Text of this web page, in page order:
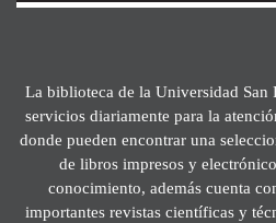
La biblioteca de la Universidad San
servicios diariamente para la
donde pueden encontrar una
de libros impresos y
conocimiento, además cuenta
importantes revistas científicas y